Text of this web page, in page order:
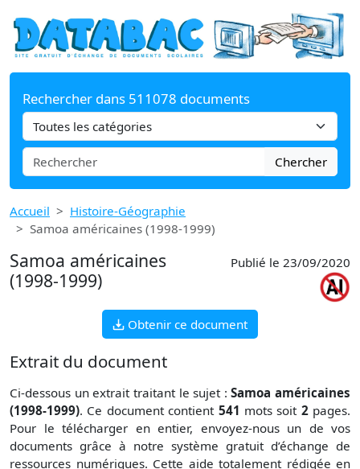
Rechercher dans 511078 documents
Chercher
Accueil
Histoire-Géographie
Samoa américaines (1998-1999)
Samoa américaines
(1998-1999)
Publié le 23/09/2020
Obtenir ce document
Extrait du document
Ci-dessous un extrait traitant le sujet :Samoa américaines
(1998-1999). Ce document contient 541 mots soit 2pages.
Pour le télécharger en entier, envoyez-nous un de vos
documents grâce à notre système gratuit d’échange de
ressources numériques. Cette aide totalement rédigée en